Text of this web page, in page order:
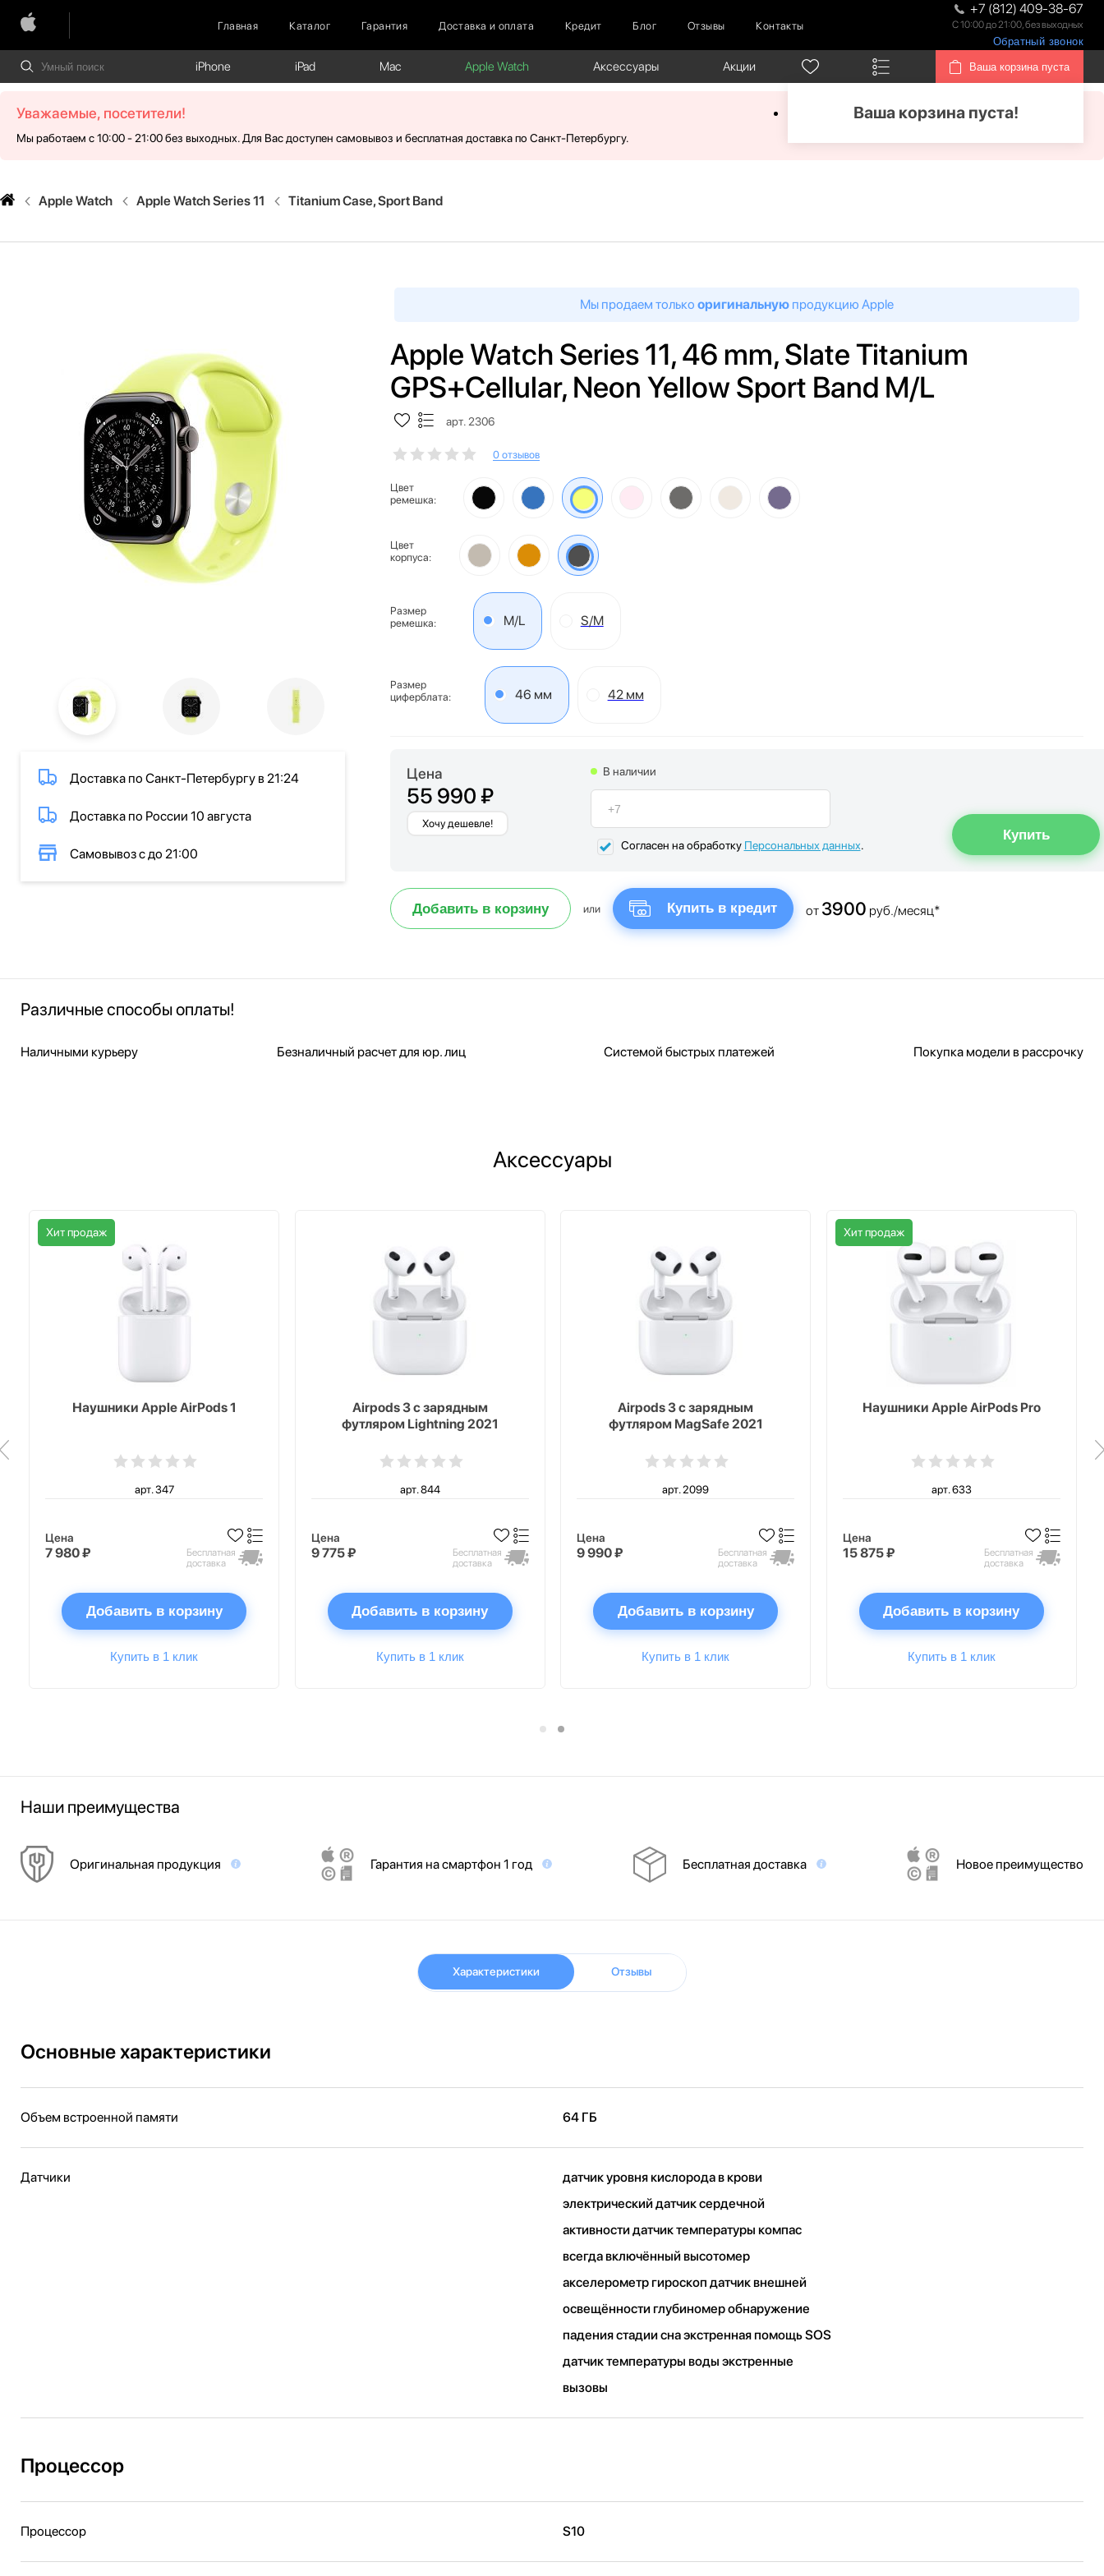
Главная Каталог Гарантия Доставка и оплата Кредит Блог Отзывы Контакты
+7 (812) 409-38-67
С 10:00 до 21:00, без выходных
Обратный звонок
iPhone iPad Mac Apple Watch Аксессуары Акции Ваша корзина пуста
Ваша корзина пуста!
Уважаемые, посетители!
Мы работаем с 10:00 - 21:00 без выходных. Для Вас доступен самовывоз и бесплатная доставка по Санкт-Петербургу.
Apple Watch Apple Watch Series 11 Titanium Case, Sport Band
Доставка по Санкт-Петербургу в 21:24
Доставка по России 10 августа
Самовывоз с до 21:00
Мы продаем только оригинальную продукцию Apple
Apple Watch Series 11, 46 mm, Slate Titanium
GPS+Cellular, Neon Yellow Sport Band M/L
арт. 2306
0 отзывов
Цвет
ремешка:
Цвет
корпуса:
Размер
ремешка:
M/L S/M
Размер
циферблата:
46 мм 42 мм
Цена
55 990 ₽
Хочу дешевле!
В наличии
Согласен на обработку Персональных данных.
Добавить в корзину или Купить в кредит от 3900 руб./месяц*
Различные способы оплаты!
Наличными курьеру Безналичный расчет для юр. лиц Системой быстрых платежей Покупка модели в рассрочку
Аксессуары
Хит продаж
Наушники Apple AirPods 1
арт. 347
Цена
7 980 ₽
Бесплатная
доставка
Добавить в корзину
Купить в 1 клик
Airpods 3 с зарядным
футляром Lightning 2021
арт. 844
Цена
9 775 ₽
Бесплатная
доставка
Добавить в корзину
Купить в 1 клик
Airpods 3 с зарядным
футляром MagSafe 2021
арт. 2099
Цена
9 990 ₽
Бесплатная
доставка
Добавить в корзину
Купить в 1 клик
Хит продаж
Наушники Apple AirPods Pro
арт. 633
Цена
15 875 ₽
Бесплатная
доставка
Добавить в корзину
Купить в 1 клик
Наши преимущества
Оригинальная продукция Гарантия на смартфон 1 год Бесплатная доставка Новое преимущество
Характеристики Отзывы
Основные характеристики
Объем встроенной памяти 64 ГБ
Датчики
датчик уровня кислорода в крови
электрический датчик сердечной
активности датчик температуры компас
всегда включённый высотомер
акселерометр гироскоп датчик внешней
освещённости глубиномер обнаружение
падения стадии сна экстренная помощь SOS
датчик температуры воды экстренные
вызовы
Процессор
Процессор S10